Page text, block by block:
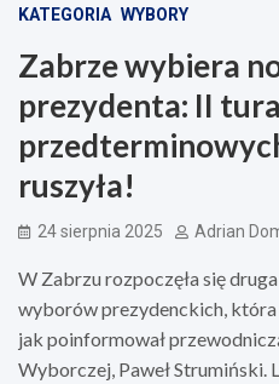
KATEGORIA WYBORY
Zabrze wybiera
prezydenta: II tura
ruszyła!
24 sierpnia 2025 Adrian
W Zabrzu rozpoczęła się
wyborów prezydenckich,
jak poinformował
Wyborczej, Paweł Strumiński.